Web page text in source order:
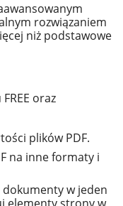
rozwiązaniem
niż podstawowe
oraz
plików PDF.
na inne formaty i
dokumenty w jeden